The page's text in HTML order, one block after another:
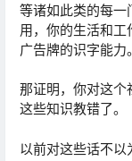
等诸如此类的每一
用，你的生活和
广告牌的识字能力。
那证明，你对这个
这些知识教错了。
以前对这些话不以